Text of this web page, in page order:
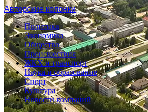
Авторские колонки
Политика
Экономика
Общество
Происшествия
ЖКХ и транспорт
Наука и образование
Спорт
Культура
Новости компаний